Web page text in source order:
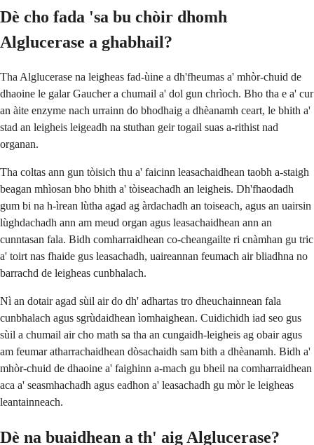
Dè cho fada 'sa bu chòir dhomh
Alglucerase a ghabhail?
Tha Alglucerase na leigheas fad-ùine a dh'fheumas a' mhòr-chuid de
dhaoine le galar Gaucher a chumail a' dol gun chrìoch. Bho tha e a' cur
an àite enzyme nach urrainn do bhodhaig a dhèanamh ceart, le bhith a'
stad an leigheis leigeadh na stuthan geir togail suas a-rithist nad
organan.
Tha coltas ann gun tòisich thu a' faicinn leasachaidhean taobh a-staigh
beagan mhìosan bho bhith a' tòiseachadh an leigheis. Dh'fhaodadh
gum bi na h-ìrean lùtha agad ag àrdachadh an toiseach, agus an uairsin
lùghdachadh ann am meud organ agus leasachaidhean ann an
cunntasan fala. Bidh comharraidhean co-cheangailte ri cnàmhan gu tric
a' toirt nas fhaide gus leasachadh, uaireannan feumach air bliadhna no
barrachd de leigheas cunbhalach.
Nì an dotair agad sùil air do dh' adhartas tro dheuchainnean fala
cunbhalach agus sgrùdaidhean ìomhaighean. Cuidichidh iad seo gus
sùil a chumail air cho math sa tha an cungaidh-leigheis ag obair agus
am feumar atharrachaidhean dòsachaidh sam bith a dhèanamh. Bidh a'
mhòr-chuid de dhaoine a' faighinn a-mach gu bheil na comharraidhean
aca a' seasmhachadh agus eadhon a' leasachadh gu mòr le leigheas
leantainneach.
Dè na buaidhean a th' aig Alglucerase?